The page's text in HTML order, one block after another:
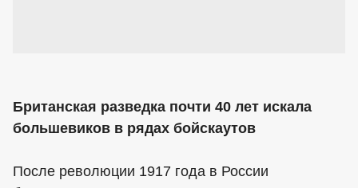
Британская разведка почти 40 лет искала
большевиков в рядах бойскаутов
После революции 1917 года в России